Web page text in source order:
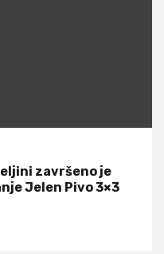
završeno je
Jelen Pivo 3×3